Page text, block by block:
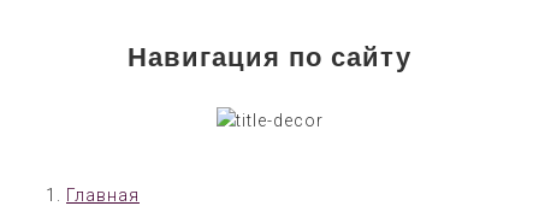
Навигация по сайту
Главная